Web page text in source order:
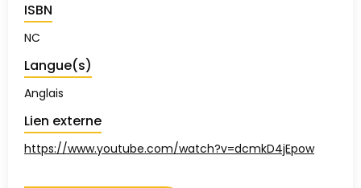
ISBN
NC
Langue(s)
Anglais
Lien externe
https://www.youtube.com/watch?v=dcmkD4jEpow